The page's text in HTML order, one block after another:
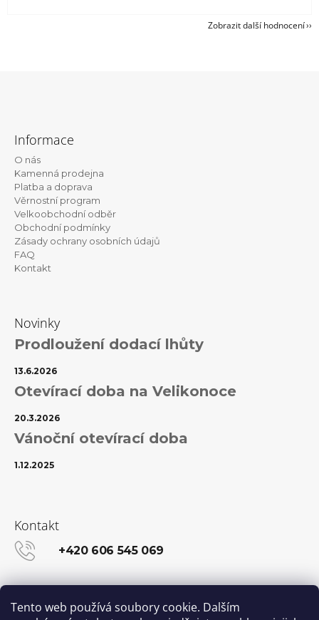
Tento web používá soubory cookie. Dalším
Zobrazit další hodnocení
Informace
O nás
Kamenná prodejna
Platba a doprava
Věrnostní program
Velkoobchodní odběr
Obchodní podmínky
Zásady ochrany osobních údajů
FAQ
Kontakt
Novinky
Prodloužení dodací lhůty
13.6.2026
Otevírací doba na Velikonoce
20.3.2026
Vánoční otevírací doba
1.12.2025
Kontakt
+420 606 545 069